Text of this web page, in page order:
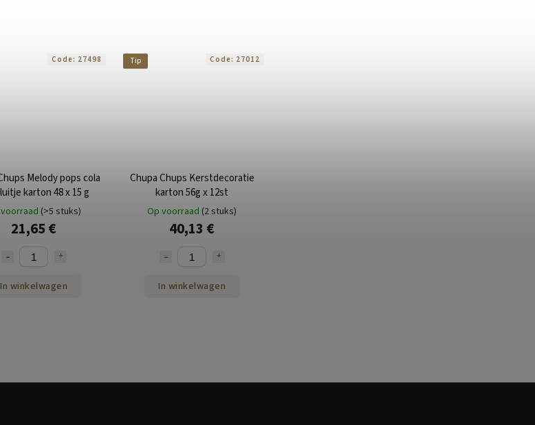
Melody pops cola
karton 48 x 15 g
(>5 stuks)
21,65 €
In winkelwagen
Code: 27498 Tip
Chupa Chups Kerstdecoratie
karton 56g x 12st
Op voorraad (2 stuks)
40,13 €
In winkelwagen
Code: 27012